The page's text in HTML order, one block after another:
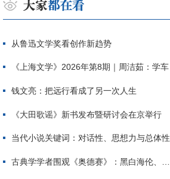
从鲁迅文学奖看创作新趋势
《上海文学》2026年第8期｜周洁茹：学车
钱文亮：把远行看成了另一次人生
《大田歌谣》新书发布暨研讨会在京举行
当代小说关键词：对话性、思想力与总体性
古典学学者围观《奥德赛》：黑白海伦、佩涅罗佩的别针与神秘入侵者